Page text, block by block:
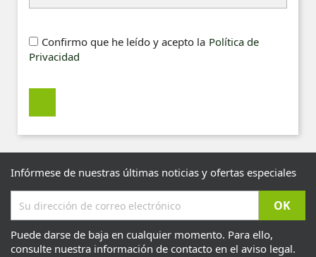
Confirmo que he leído y acepto la Política de
Privacidad
Infórmese de nuestras últimas noticias y ofertas especiales
Puede darse de baja en cualquier momento. Para ello,
consulte nuestra información de contacto en el aviso legal.